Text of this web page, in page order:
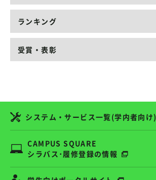
ランキング
受賞・表彰
システム・サービス一覧(学内者向け)
CAMPUS SQUARE
シラバス･履修登録の情報